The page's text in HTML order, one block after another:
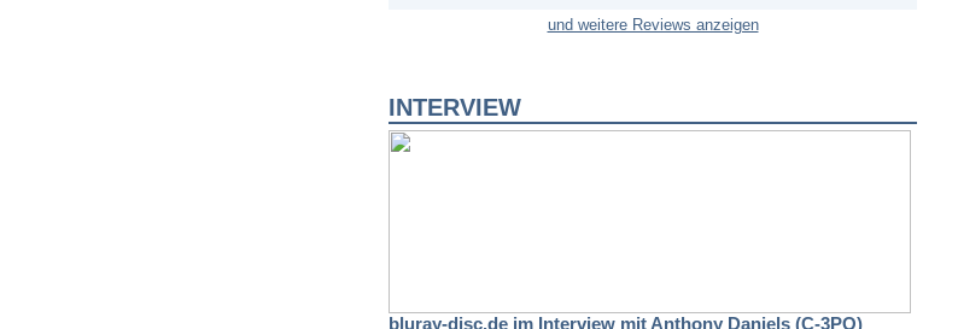
und weitere Reviews anzeigen
INTERVIEW
bluray-disc.de im Interview mit Anthony Daniels (C-3PO)